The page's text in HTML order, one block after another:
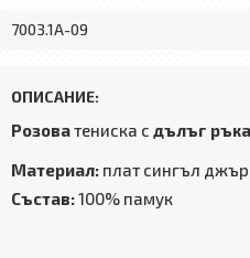
7003.1А-09
ОПИСАНИЕ:
Розоватениска с дълъг
Материал: плат сингъл
Състав:100% памук